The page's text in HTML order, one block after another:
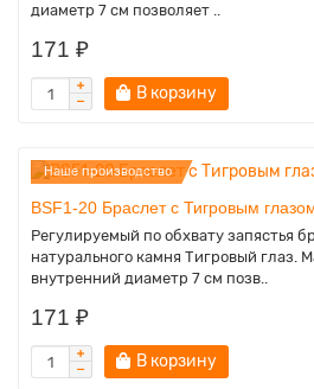
диаметр 7 см позволяет ..
171 ₽
В корзину
Наше производство
BSF1-20 Браслет с Тигровым
Регулируемый по обхвату запястья
натурального камня Тигровый глаз.
внутренний диаметр 7 см позв..
171 ₽
В корзину